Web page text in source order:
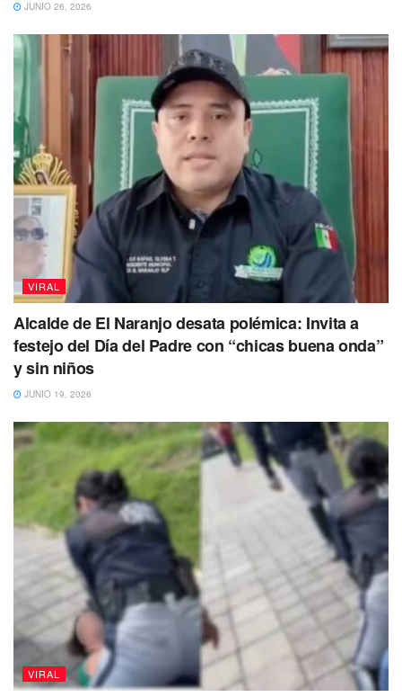
JUNIO 26, 2026
VIRAL
Alcalde de El Naranjo desata polémica: Invita a
festejo del Día del Padre con “chicas buena onda”
y sin niños
JUNIO 19, 2026
VIRAL